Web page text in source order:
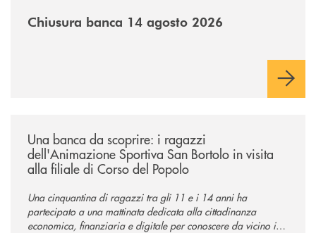
Chiusura banca 14 agosto 2026
Una banca da scoprire: i ragazzi
dell'Animazione Sportiva San Bortolo in visita
alla filiale di Corso del Popolo
Una cinquantina di ragazzi tra gli 11 e i 14 anni ha
partecipato a una mattinata dedicata alla cittadinanza
economica, finanziaria e digitale per conoscere da vicino il